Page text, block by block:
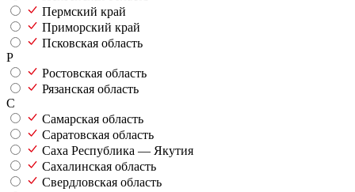
Пермский край
Приморский край
Псковская область
Р
Ростовская область
Рязанская область
С
Самарская область
Саратовская область
Саха Республика — Якутия
Сахалинская область
Свердловская область